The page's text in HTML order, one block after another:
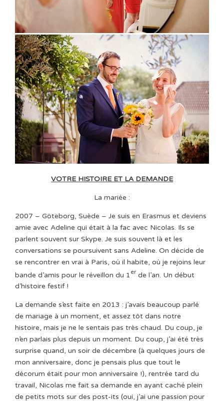
VOTRE HISTOIRE ET LA DEMANDE
La mariée :
2007 – Göteborg, Suède – Je suis en Erasmus et deviens
amie avec Adeline qui était à la fac avec Nicolas. Ils se
parlent souvent sur Skype. Je suis souvent là et les
conversations se poursuivent sans Adeline. On décide de
se rencontrer en vrai à Paris, où il habite, où je rejoins leur
bande d’amis pour le réveillon du 1 er de l’an. Un début
d’histoire festif !
La demande s’est faite en 2013 : j’avais beaucoup parlé
de mariage à un moment, et assez tôt dans notre
histoire, mais je ne le sentais pas très chaud. Du coup, je
n’en parlais plus depuis un moment. Du coup, j’ai été très
surprise quand, un soir de décembre (à quelques jours de
mon anniversaire, donc je pensais plus que tout le
décorum était pour mon anniversaire !), rentrée tard du
travail, Nicolas me fait sa demande en ayant caché plein
de petits mots sur des post-its (oui, j’ai une passion pour